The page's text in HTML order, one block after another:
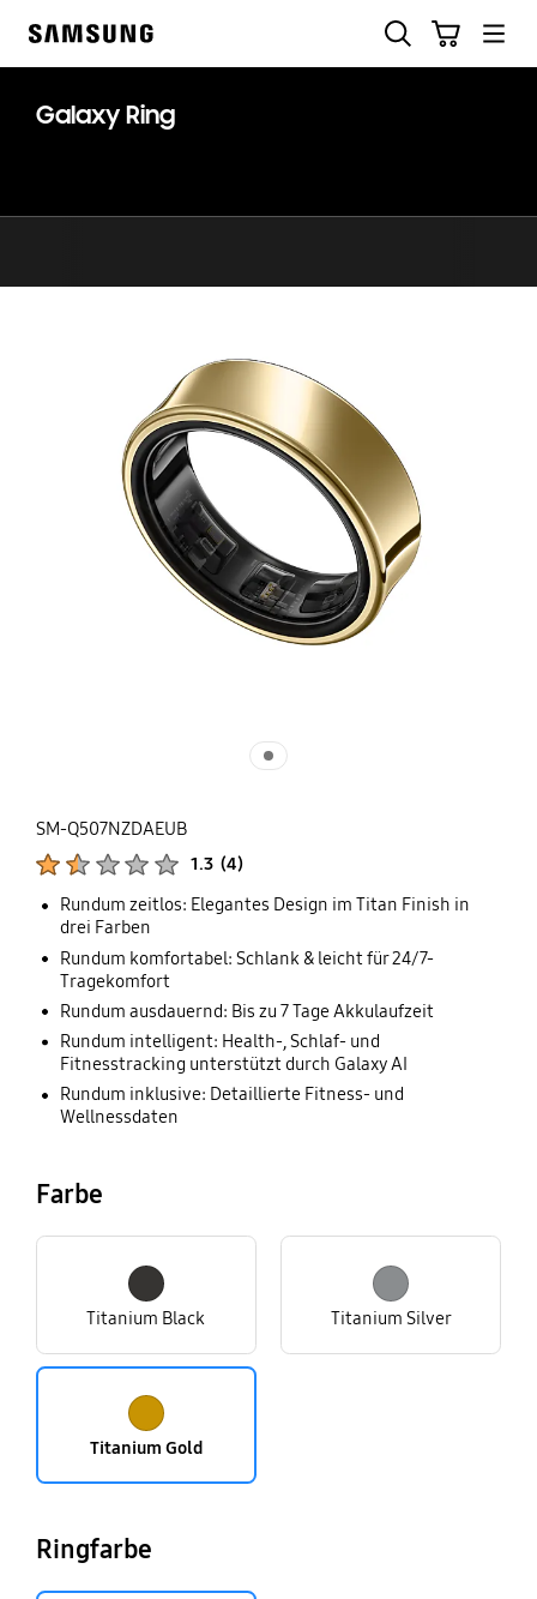
Galaxy Ring
SM-Q507NZDAEUB
1.3 (4)
Rundum zeitlos: Elegantes Design im Titan Finish in
drei Farben
Rundum komfortabel: Schlank & leicht für 24/7-
Tragekomfort
Rundum ausdauernd: Bis zu 7 Tage Akkulaufzeit
Rundum intelligent: Health-, Schlaf- und
Fitnesstracking unterstützt durch Galaxy AI
Rundum inklusive: Detaillierte Fitness- und
Wellnessdaten
Farbe
Titanium Black Titanium Silver
Titanium Gold
Ringfarbe